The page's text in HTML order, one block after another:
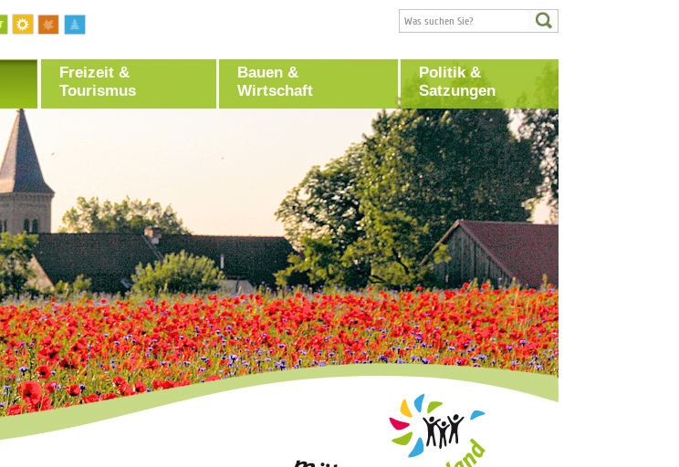
Freizeit &
Tourismus
Bauen &
Wirtschaft
Politik &
Satzungen